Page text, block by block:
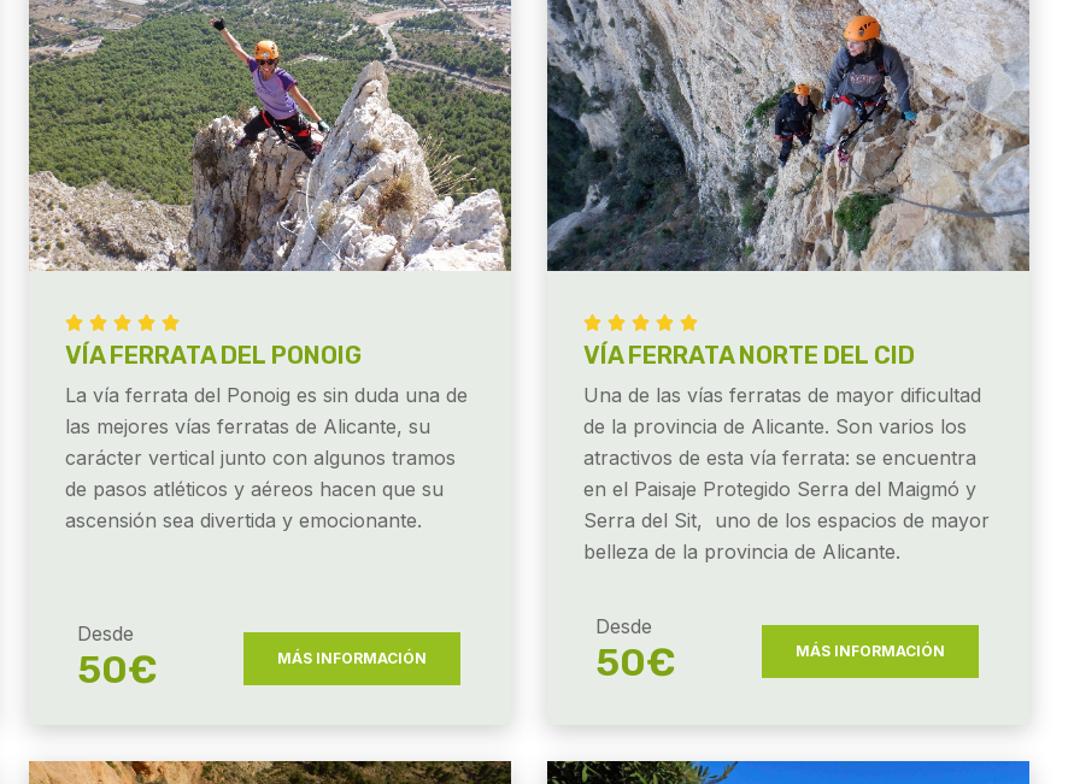
    
VÍA FERRATA DEL PONOIG
La vía ferrata del Ponoig es sin duda una de
las mejores vías ferratas de Alicante, su
carácter vertical junto con algunos tramos
de pasos atléticos y aéreos hacen que su
ascensión sea divertida y emocionante.
Desde
50€ MÁS INFORMACIÓN
    
VÍA FERRATA NORTE DEL CID
Una de las vías ferratas de mayor dificultad
de la provincia de Alicante. Son varios los
atractivos de esta vía ferrata: se encuentra
en el Paisaje Protegido Serra del Maigmó y
Serra del Sit, uno de los espacios de mayor
belleza de la provincia de Alicante.
Desde
50€ MÁS INFORMACIÓN